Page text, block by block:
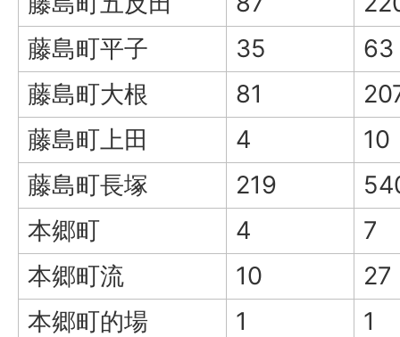
藤島町平子
35
63
藤島町大根
81
藤島町上田
4
10
藤島町長塚
219
本郷町
4
7
本郷町流
10
27
本郷町的場
1
1